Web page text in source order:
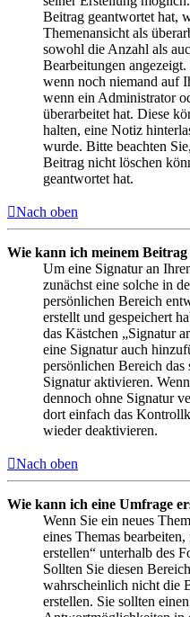
Beitrag geantwortet hat,
Themenansicht als
sowohl die Anzahl als
Bearbeitungen
wenn noch niemand auf
wenn ein Administrator
überarbeitet hat. Diese
halten, eine Notiz
wurde. Bitte beachten
Beitrag nicht löschen
geantwortet hat.
Nach oben
Wie kann ich meinem
Um eine Signatur an
zunächst eine solche in
persönlichen Bereich
erstellt und gespeichert
das Kästchen „Signatur
eine Signatur auch
persönlichen Bereich
Signatur aktivieren.
dennoch ohne Signatur
dort einfach das
wieder deaktivieren.
Nach oben
Wie kann ich eine Umfrage
Wenn Sie ein neues
eines Themas
erstellen“ unterhalb des
Sollten Sie diesen
wahrscheinlich nicht die
erstellen. Sie sollten